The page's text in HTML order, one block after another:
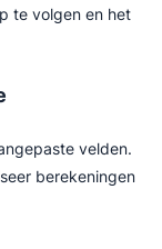
te volgen en het
velden.
berekeningen